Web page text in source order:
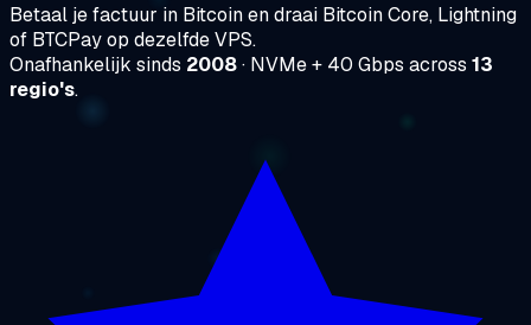
Betaal je factuur in Bitcoin en draai Bitcoin Core, Lightning
of BTCPay op dezelfde VPS.
Onafhankelijk sinds 2008· NVMe + 40 Gbps across 13
regio's.